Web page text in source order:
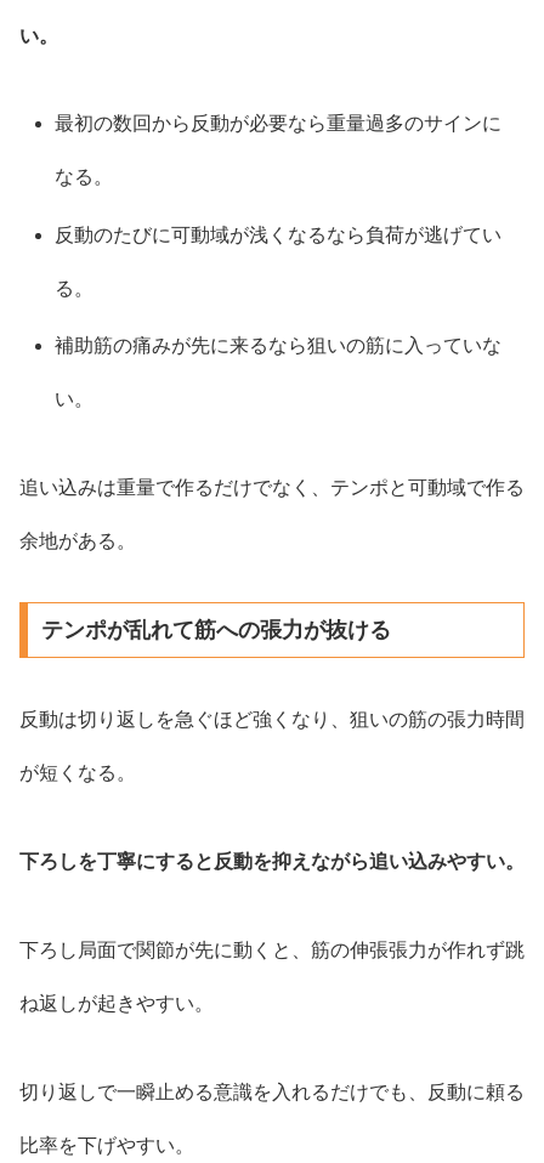
い。
最初の数回から反動が必要なら重量過多のサインに
なる。
反動のたびに可動域が浅くなるなら負荷が逃げてい
る。
補助筋の痛みが先に来るなら狙いの筋に入っていな
い。
追い込みは重量で作るだけでなく、テンポと可動域で作る
余地がある。
テンポが乱れて筋への張力が抜ける
反動は切り返しを急ぐほど強くなり、狙いの筋の張力時間
が短くなる。
下ろしを丁寧にすると反動を抑えながら追い込みやすい。
下ろし局面で関節が先に動くと、筋の伸張張力が作れず跳
ね返しが起きやすい。
切り返しで一瞬止める意識を入れるだけでも、反動に頼る
比率を下げやすい。